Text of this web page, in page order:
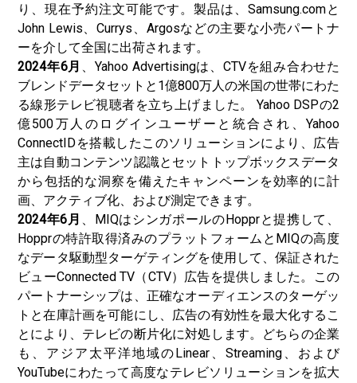
り、現在予約注文可能です。製品は、Samsung.comと
John Lewis、Currys、Argosなどの主要な小売パートナ
ーを介して全国に出荷されます。
2024年6月 、Yahoo Advertisingは、CTVを組み合わせた
ブレンドデータセットと1億800万人の米国の世帯にわた
る線形テレビ視聴者を立ち上げました。 Yahoo DSPの2
億500万人のログインユーザーと統合され、Yahoo
ConnectIDを搭載したこのソリューションにより、広告
主は自動コンテンツ認識とセットトップボックスデータ
から包括的な洞察を備えたキャンペーンを効率的に計
画、アクティブ化、および測定できます。
2024年6月 、MIQはシンガポールのHopprと提携して、
Hopprの特許取得済みのプラットフォームとMIQの高度
なデータ駆動型ターゲティングを使用して、保証された
ビューConnected TV（CTV）広告を提供しました。この
パートナーシップは、正確なオーディエンスのターゲッ
トと在庫計画を可能にし、広告の有効性を最大化するこ
とにより、テレビの断片化に対処します。どちらの企業
も、アジア太平洋地域のLinear、Streaming、および
YouTubeにわたって高度なテレビソリューションを拡大